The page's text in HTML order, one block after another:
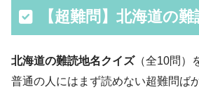
【超難問】北海道の
北海道の難読地名クイズ（全10問）
普通の人にはまず読めない超難問ば